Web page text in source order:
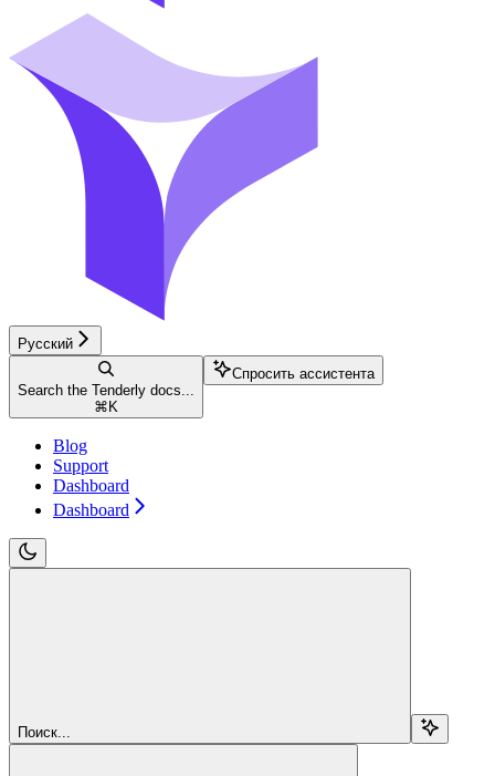
Русский
Search the Tenderly docs...
⌘ K
Спросить ассистента
Blog
Support
Dashboard
Dashboard
Поиск...